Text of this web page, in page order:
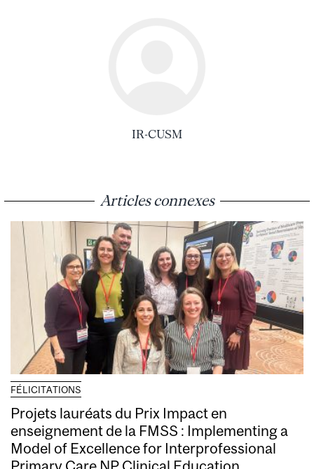
IR-CUSM
Articles connexes
FÉLICITATIONS
Projets lauréats du Prix Impact en
enseignement de la FMSS : Implementing a
Model of Excellence for Interprofessional